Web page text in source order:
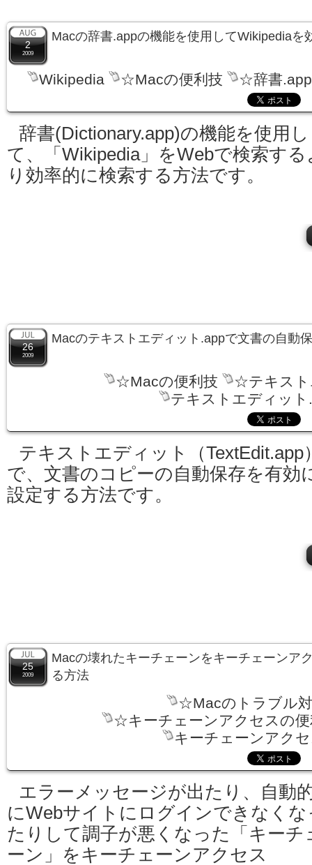
2
2009
Macの辞書.appの機能を使用してWikipediaを
Wikipedia ☆Macの便利技 ☆辞書
辞書(Dictionary.app)の機能を使用し
て、「Wikipedia」をWebで検索する
り効率的に検索する方法です。
26
2009
Macのテキストエディット.appで文書の自動
☆Macの便利技
☆テキスト
テキストエディット
テキストエディット（TextEdit.app
で、文書のコピーの自動保存を有効
設定する方法です。
25
2009
Macの壊れたキーチェーンをキーチェーンア
る方法
☆Macのトラブル
☆キーチェーンアクセスの便
キーチェーンアク
エラーメッセージが出たり、自動
にWebサイトにログインできなくな
たりして調子が悪くなった「キーチ
ーン」をキーチェーンアクセス